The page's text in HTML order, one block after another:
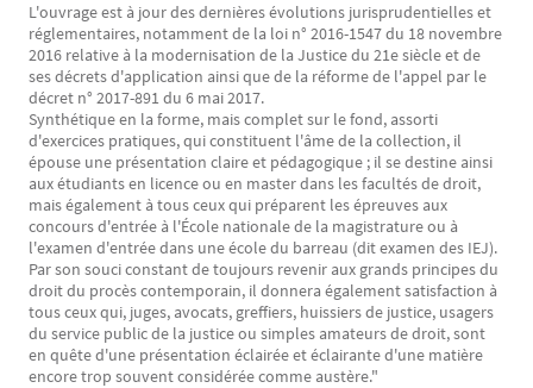
L'ouvrage est à jour des dernières évolutions jurisprudentielles et
réglementaires, notamment de la loi n° 2016-1547 du 18 novembre
2016 relative à la modernisation de la Justice du 21e siècle et de
ses décrets d'application ainsi que de la réforme de l'appel par le
décret n° 2017-891 du 6 mai 2017.
Synthétique en la forme, mais complet sur le fond, assorti
d'exercices pratiques, qui constituent l'âme de la collection, il
épouse une présentation claire et pédagogique ; il se destine ainsi
aux étudiants en licence ou en master dans les facultés de droit,
mais également à tous ceux qui préparent les épreuves aux
concours d'entrée à l'École nationale de la magistrature ou à
l'examen d'entrée dans une école du barreau (dit examen des IEJ).
Par son souci constant de toujours revenir aux grands principes du
droit du procès contemporain, il donnera également satisfaction à
tous ceux qui, juges, avocats, greffiers, huissiers de justice, usagers
du service public de la justice ou simples amateurs de droit, sont
en quête d'une présentation éclairée et éclairante d'une matière
encore trop souvent considérée comme austère."